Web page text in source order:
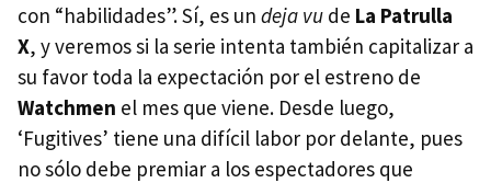
con “habilidades”. Sí, es un deja vu de La Patrulla
X, y veremos si la serie intenta también capitalizar a
su favor toda la expectación por el estreno de
Watchmen el mes que viene. Desde luego,
‘Fugitives’ tiene una difícil labor por delante, pues
no sólo debe premiar a los espectadores que